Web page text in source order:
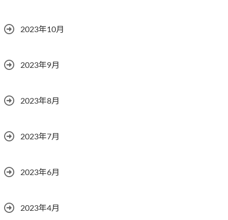
2023年10月
2023年9月
2023年8月
2023年7月
2023年6月
2023年4月